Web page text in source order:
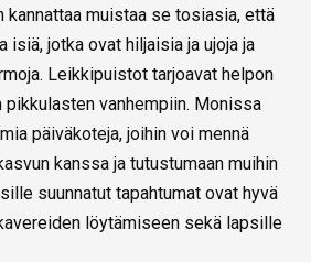
kannattaa muistaa se tosiasia, että
isiä, jotka ovat hiljaisia ja ujoja ja
Leikkipuistot tarjoavat helpon
pikkulasten vanhempiin. Monissa
päiväkoteja, joihin voi mennä
kanssa ja tutustumaan muihin
suunnatut tapahtumat ovat hyvä
löytämiseen sekä lapsille